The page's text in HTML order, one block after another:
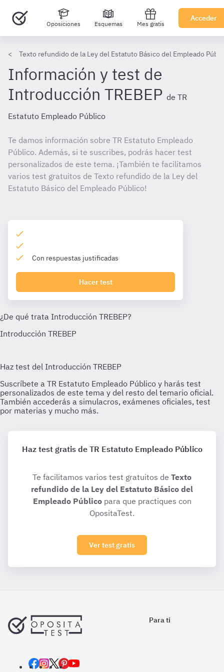
Oposiciones Esquemas Mes gratis
Acceder
Texto refundido de la Ley del Estatuto Básico del Empleado
Información y test de
Introducción TREBEP de TR
Estatuto Empleado Público
Te damos información sobre TR Estatuto Empleado
Público. Además, si te suscribes, podrás hacer test
personalizados de este tema. ¡También te facilitamos
varios test gratuitos de Texto refundido de la Ley del
Estatuto Básico del Empleado Público!
Con respuestas justificadas
Hacer test
Haz test gratis de TR Estatuto Empleado Público
Te facilitamos varios test gratuitos de Texto
refundido de la Ley del Estatuto Básico del
Empleado Públicopara que practiques con
OpositaTest.
Ver test gratis
Para ti